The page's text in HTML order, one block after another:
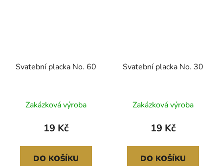
Svatební placka No. 60
Zakázková výroba
19 Kč
DO KOŠÍKU
Svatební placka No. 30
Zakázková výroba
19 Kč
DO KOŠÍKU